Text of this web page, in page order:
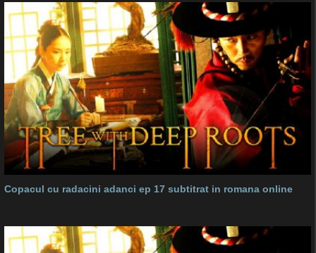
Copacul cu radacini adanci ep 17 subtitrat in romana online